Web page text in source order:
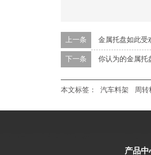
上一条 金属托盘如此受
下一条 你认为的金属托
本文标签： 汽车料架 周转
产品中